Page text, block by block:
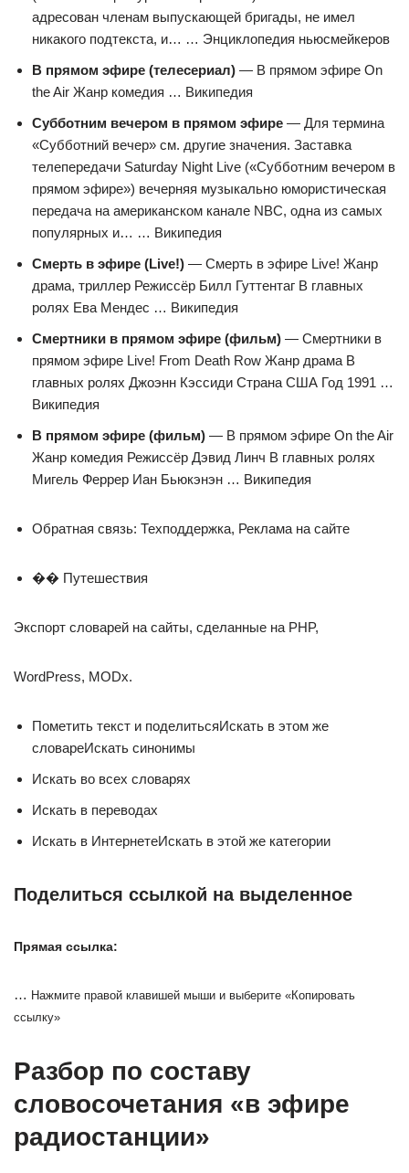
адресован членам выпускающей бригады, не имел
никакого подтекста, и… … Энциклопедия ньюсмейкеров
В прямом эфире (телесериал) — В прямом эфире On
the Air Жанр комедия … Википедия
Субботним вечером в прямом эфире — Для термина
«Субботний вечер» см. другие значения. Заставка
телепередачи Saturday Night Live («Субботним вечером в
прямом эфире») вечерняя музыкально юмористическая
передача на американском канале NBC, одна из самых
популярных и… … Википедия
Смерть в эфире (Live!) — Смерть в эфире Live! Жанр
драма, триллер Режиссёр Билл Гуттентаг В главных
ролях Ева Мендес … Википедия
Смертники в прямом эфире (фильм) — Смертники в
прямом эфире Live! From Death Row Жанр драма В
главных ролях Джоэнн Кэссиди Страна США Год 1991 …
Википедия
В прямом эфире (фильм) — В прямом эфире On the Air
Жанр комедия Режиссёр Дэвид Линч В главных ролях
Мигель Феррер Иан Бьюкэнэн … Википедия
Обратная связь: Техподдержка, Реклама на сайте
�� Путешествия
Экспорт словарей на сайты, сделанные на PHP,
WordPress, MODx.
Пометить текст и поделитьсяИскать в этом же
словареИскать синонимы
Искать во всех словарях
Искать в переводах
Искать в ИнтернетеИскать в этой же категории
Поделиться ссылкой на выделенное
Прямая ссылка:
… Нажмите правой клавишей мыши и выберите «Копировать
ссылку»
Разбор по составу
словосочетания «в эфире
радиостанции»